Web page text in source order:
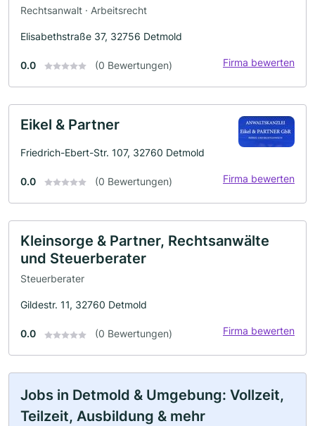
Rechtsanwalt · Arbeitsrecht
Elisabethstraße 37, 32756 Detmold
0.0 (0 Bewertungen) Firma bewerten
Eikel & Partner
Friedrich-Ebert-Str. 107, 32760 Detmold
0.0 (0 Bewertungen) Firma bewerten
Kleinsorge & Partner, Rechtsanwälte
und Steuerberater
Steuerberater
Gildestr. 11, 32760 Detmold
0.0 (0 Bewertungen) Firma bewerten
Jobs in Detmold & Umgebung: Vollzeit,
Teilzeit, Ausbildung & mehr